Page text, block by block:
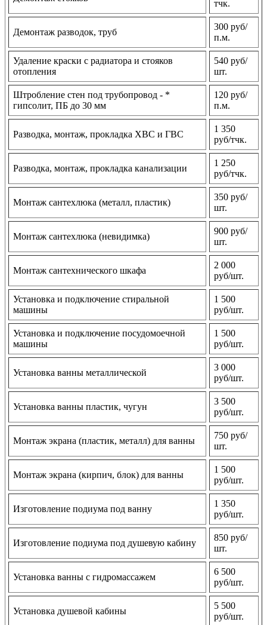
тчк.
Демонтаж разводок, труб
300 руб/
п.м.
Удаление краски с радиатора и стояков
отопления
540 руб/
шт.
Штробление стен под трубопровод - *
гипсолит, ПБ до 30 мм
120 руб/
п.м.
Разводка, монтаж, прокладка ХВС и ГВС
1 350
руб/тчк.
Разводка, монтаж, прокладка канализации
1 250
руб/тчк.
Монтаж сантехлюка (металл, пластик)
350 руб/
шт.
Монтаж сантехлюка (невидимка)
900 руб/
шт.
Монтаж сантехнического шкафа
2 000
руб/шт.
Установка и подключение стиральной
машины
1 500
руб/шт.
Установка и подключение посудомоечной
машины
1 500
руб/шт.
Установка ванны металлической
3 000
руб/шт.
Установка ванны пластик, чугун
3 500
руб/шт.
Монтаж экрана (пластик, металл) для ванны
750 руб/
шт.
Монтаж экрана (кирпич, блок) для ванны
1 500
руб/шт.
Изготовление подиума под ванну
1 350
руб/шт.
Изготовление подиума под душевую кабину
850 руб/
шт.
Установка ванны с гидромассажем
6 500
руб/шт.
Установка душевой кабины
5 500
руб/шт.